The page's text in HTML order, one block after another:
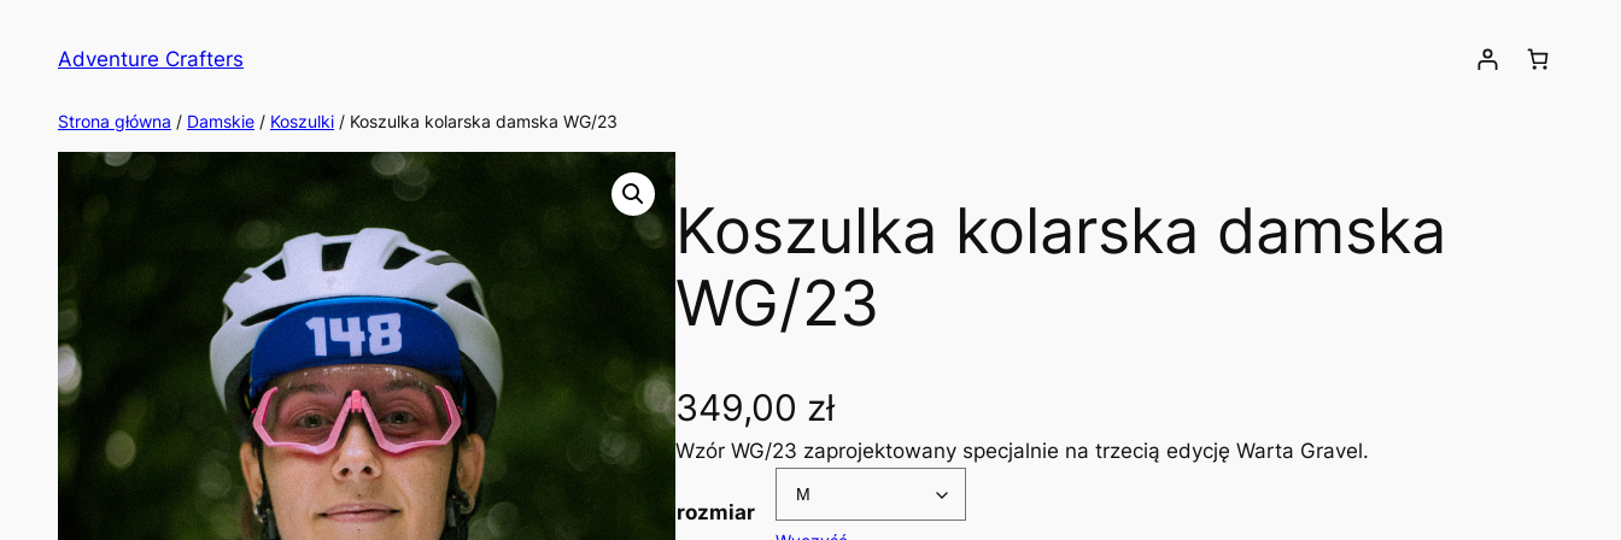
Adventure Crafters
Strona główna / Damskie / Koszulki / Koszulka kolarska damska WG/23
Koszulka kolarska damska
WG/23
349,00 zł
Wzór WG/23 zaprojektowany specjalnie na trzecią edycję Warta Gravel.
rozmiar